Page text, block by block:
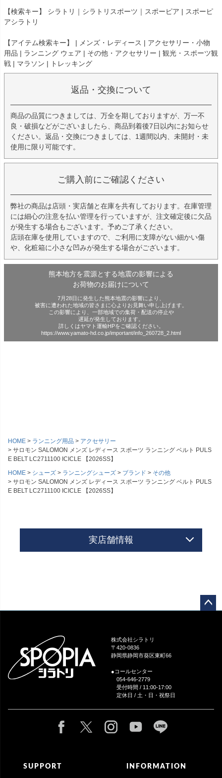
【検索キー】 シラトリ｜シラトリスポーツ｜スポーピア | スポーピ
アシラトリ
【アイテム検索キー】 | メンズ・レディース | アクセサリー・小物
用品 | ランニング ウェア | その他・アクセサリー | 観光・スポーツ観
戦 | マラソン | トレッキング
返品・交換について
商品の品質につきましては、万全を期しておりますが、万一不
良・破損などがございましたら、商品到着後7日以内にお知らせ
ください。返品・交換につきましては、1週間以内、未開封・未
使用に限り可能です。
ご購入前にご確認ください
弊社の商品は店頭・実店舗と在庫を共有しております。在庫管理
には細心の注意を払い管理を行っていますが、注文確定後に欠品
が発生する場合もございます。予めご了承ください。
店頭在庫を使用していますので、ご利用に支障がない細かい傷
や、化粧箱に小さな凹みが発生する場合がございます。
熊本地方を震源とする地震の影響による
お荷物のお届けについて
7月28日に発生した熊本地震の影響により、
被害に遭われた地域の皆さまに心よりお見舞い申し上げます。
この影響により、一部地域での集荷・配送の停止や
遅延が発生しております。
詳しくはヤマト運輸HPをご確認ください。
https://www.yamato-hd.co.jp/important/info_260728_2.html
HOME ランニング用品
アクセサリー
サロモン SALOMON メンズ レディース スポーツ ランニング ベルト PULS
E BELT LC2711100 ICICLE 【2026SS】
HOME
シューズ ランニングシューズ ブランド
その他
サロモン SALOMON メンズ レディース スポーツ ランニング ベルト PULS
E BELT LC2711100 ICICLE 【2026SS】
実店舗情報
株式会社シラトリ
〒420-0836
静岡県静岡市葵区東町66
●コールセンター
054-646-2779
受付時間 / 11:00-17:00
定休日 / 土・日・祝祭日
SUPPORT INFORMATION